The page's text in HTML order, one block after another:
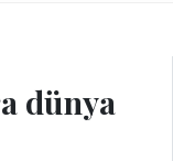
dünya